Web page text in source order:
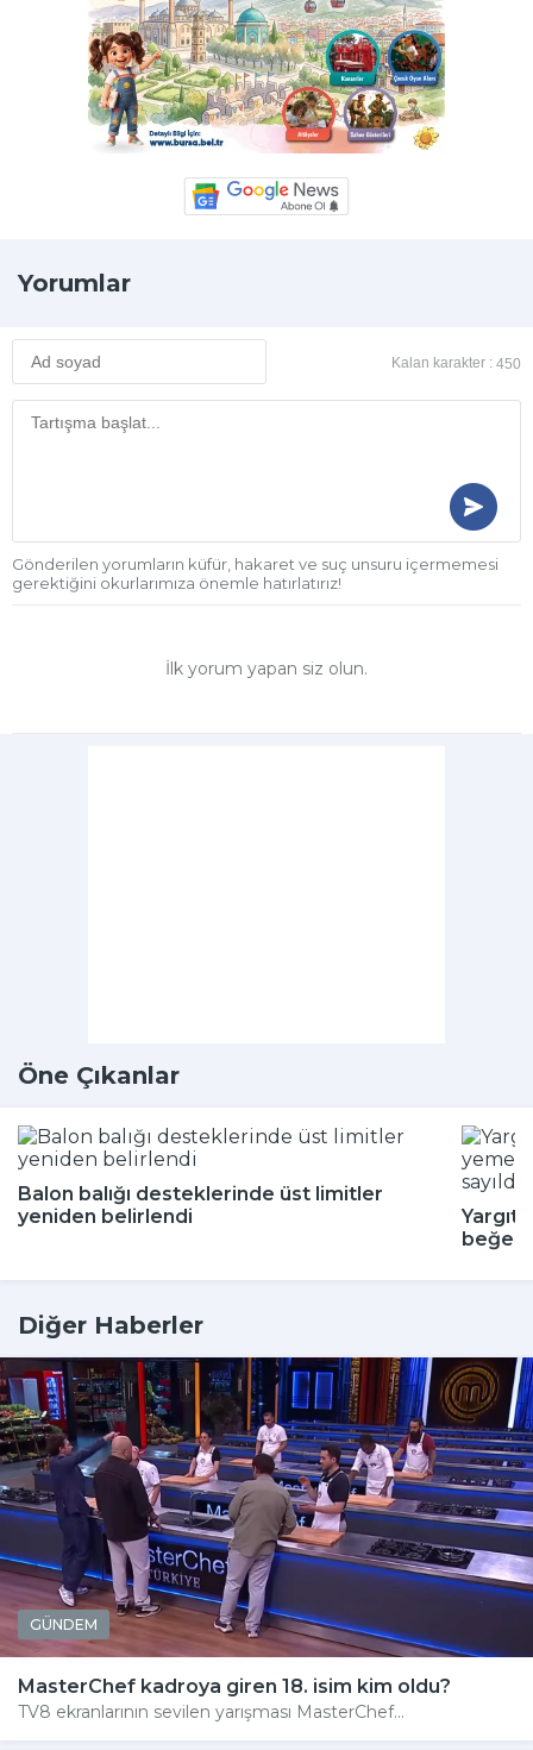
Yorumlar
Kalan karakter : 450
Gönderilen yorumların küfür, hakaret ve suç unsuru içermemesi
gerektiğini okurlarımıza önemle hatırlatırız!
İlk yorum yapan siz olun.
Öne Çıkanlar
Balon balığı desteklerinde üst limitler
yeniden belirlendi
Diğer Haberler
GÜNDEM
MasterChef kadroya giren 18. isim kim oldu?
TV8 ekranlarının sevilen yarışması MasterChef...